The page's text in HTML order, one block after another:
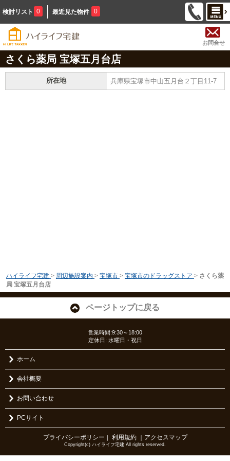
検討リスト 0 最近見た物件 0
お問合せ
さくら薬局 宝塚五月台店
所在地 兵庫県宝塚市中山五月台２丁目11-7
ハイライフ宅建 > 周辺施設案内 > 宝塚市 > 宝塚市のドラッグストア > さくら薬
局 宝塚五月台店
ページトップに戻る
営業時間:9:30～18:00
定休日: 水曜日・祝日
ホーム
会社概要
お問い合わせ
PCサイト
プライバシーポリシー ｜ 利用規約 ｜アクセスマップ
Copyright(c) ハイライフ宅建 All rights reserved.